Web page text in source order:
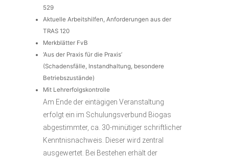
529
Aktuelle Arbeitshilfen, Anforderungen aus der
TRAS 120
Merkblätter FvB
‘Aus der Praxis für die Praxis’
(Schadensfälle, Instandhaltung, besondere
Betriebszustände)
Mit Lehrerfolgskontrolle
Am Ende der eintägigen Veranstaltung
erfolgt ein im Schulungsverbund Biogas
abgestimmter, ca. 30-minütiger schriftlicher
Kenntnisnachweis. Dieser wird zentral
ausgewertet. Bei Bestehen erhält der